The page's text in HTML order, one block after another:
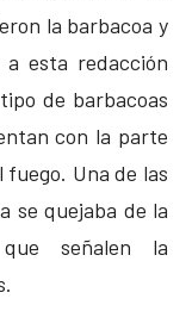
la barbacoa y
esta redacción
de barbacoas
con la parte
Una de las
se quejaba de la
señalen la